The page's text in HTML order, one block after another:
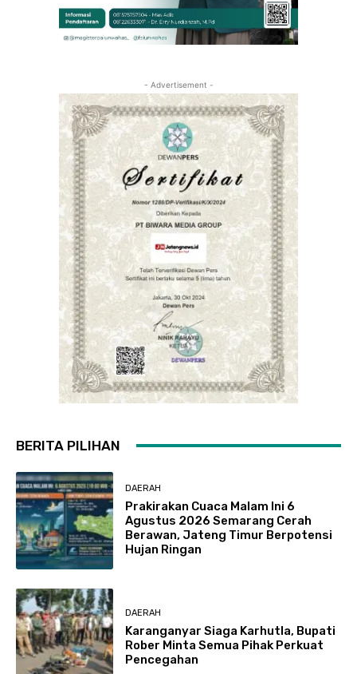
- Advertisement -
BERITA PILIHAN
DAERAH
Prakirakan Cuaca Malam Ini 6
Agustus 2026 Semarang Cerah
Berawan, Jateng Timur Berpotensi
Hujan Ringan
DAERAH
Karanganyar Siaga Karhutla, Bupati
Rober Minta Semua Pihak Perkuat
Pencegahan